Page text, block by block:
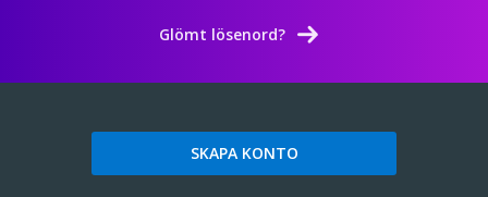
Glömt lösenord?
SKAPA KONTO